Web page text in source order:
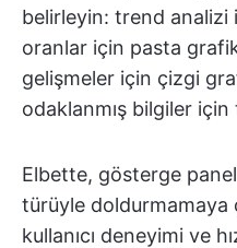
belirleyin: trend analizi
oranlar için pasta
gelişmeler için çizgi
odaklanmış bilgiler
Elbette, gösterge
türüyle doldurmamaya
kullanıcı deneyimi ve